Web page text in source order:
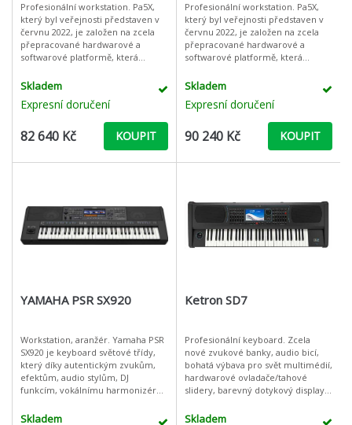
Profesionální workstation. Pa5X,
který byl veřejnosti představen v
červnu 2022, je založen na zcela
přepracované hardwarové a
softwarové platformě, která
profesionálních aranžérů KORG.
Skladem
Expresní doručení
82 640 Kč KOUPIT
Profesionální workstation. Pa5X,
který byl veřejnosti představen v
červnu 2022, je založen na zcela
přepracované hardwarové a
softwarové platformě, která
profesionálních aranžérů KORG.
Skladem
Expresní doručení
90 240 Kč KOUPIT
YAMAHA PSR SX920
Workstation, aranžér. Yamaha PSR
SX920 je keyboard světové třídy,
který díky autentickým zvukům,
efektům, audio stylům, DJ
funkcím, vokálnímu harmonizéru
vlastnostem, stírá rozdíly mezi
Skladem
Ketron SD7
Profesionální keyboard. Zcela
nové zvukové banky, audio bicí,
bohatá výbava pro svět multimédií,
hardwarové ovladače/tahové
slidery, barevný dotykový display a
znamenají, že s tímto nástrojem
Skladem